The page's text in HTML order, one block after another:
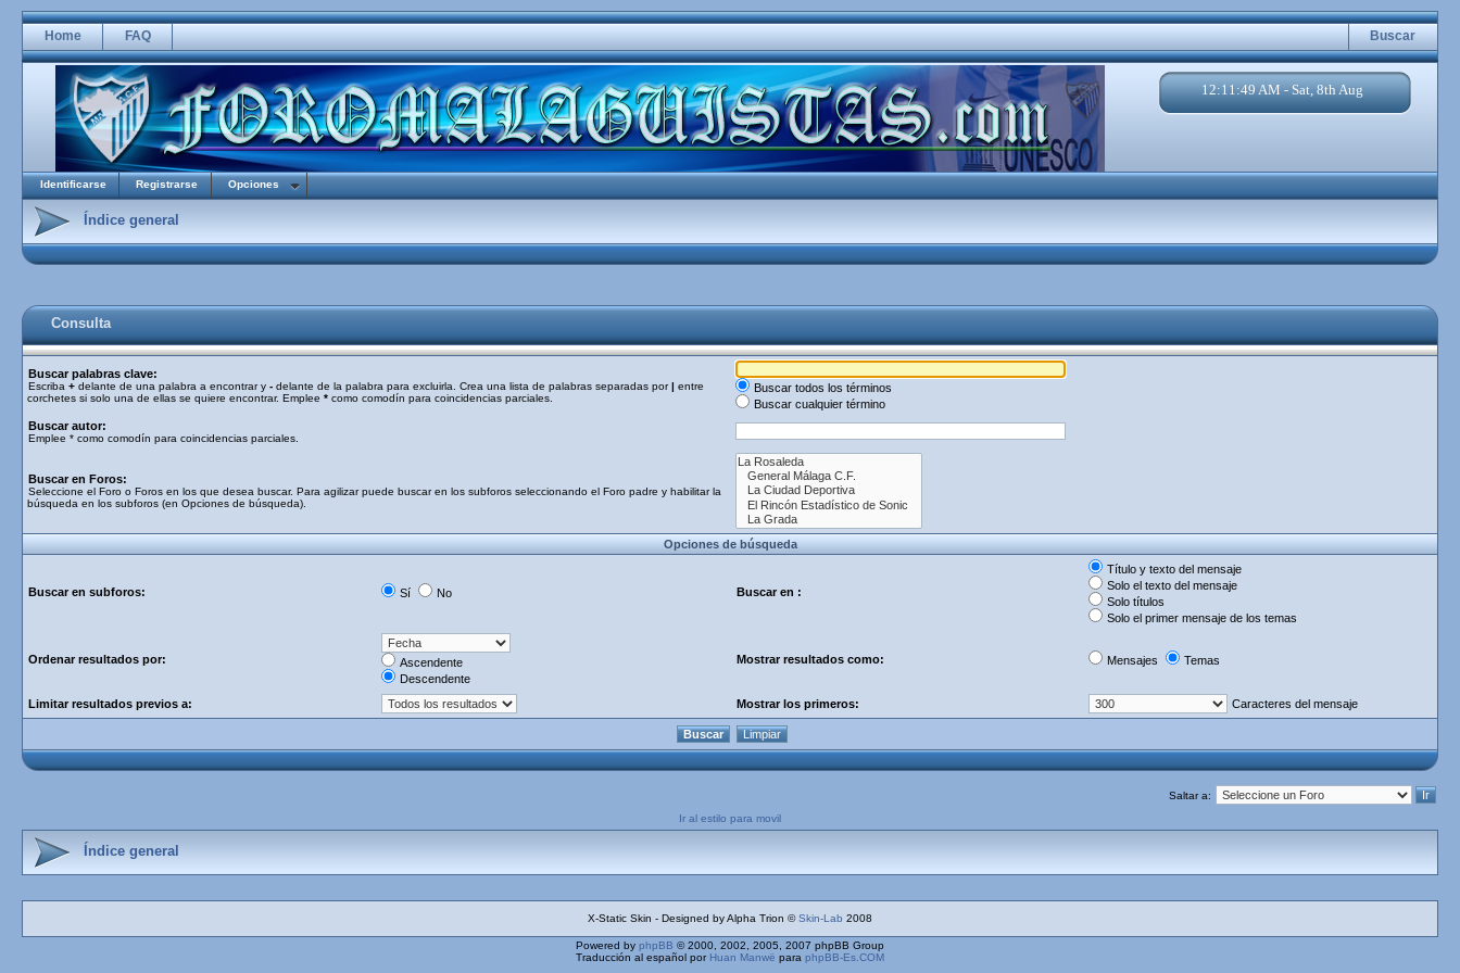
Home FAQ Buscar
12:11:49 AM - Sat, 8th Aug
Identificarse Registrarse Opciones
Índice general
Consulta
Buscar palabras clave:
Escriba + delante de una palabra a encontrar y - delante de la palabra para excluirla. Crea una lista de palabras separadas por| entre
corchetes si solo una de ellas se quiere encontrar. Emplee * como comodín para coincidencias parciales.
Buscar todos los términos
Buscar cualquier término
Buscar autor:
Emplee * como comodín para coincidencias parciales.
Buscar en Foros:
Seleccione el Foro o Foros en los que desea buscar. Para agilizar puede buscar en los subforos seleccionando el Foro padre y habilitar la
búsqueda en los subforos (en Opciones de búsqueda).
Opciones de búsqueda
Buscar en subforos: Sí No Buscar en :
Título y texto del mensaje
Solo el texto del mensaje
Solo títulos
Solo el primer mensaje de los temas
Ordenar resultados por:
Ascendente
Descendente
Mostrar resultados como: Mensajes Temas
Limitar resultados previos a: Mostrar los primeros: Caracteres del mensaje
Saltar a:
Ir al estilo para movil
Índice general
X-Static Skin - Designed by Alpha Trion ©Skin-Lab 2008
Powered by phpBB © 2000, 2002, 2005, 2007 phpBB Group
Traducción al español por Huan Manwë para phpBB-Es.COM